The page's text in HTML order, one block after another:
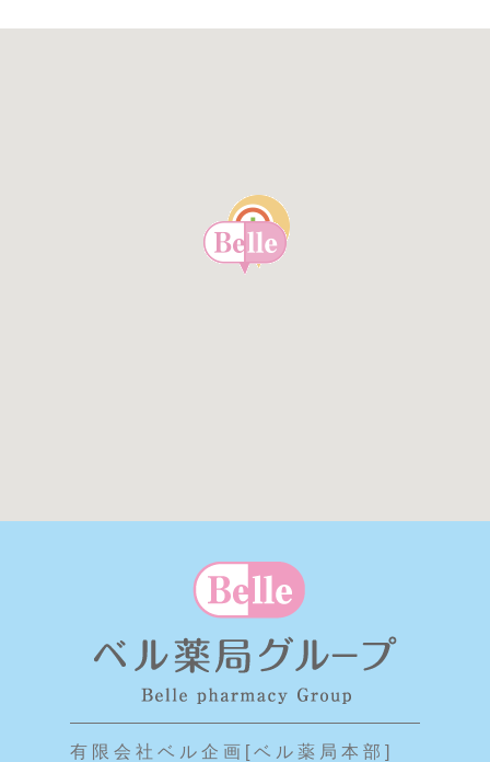
有 限 会 社 ベ ル 企 画 [ ベ ル 薬 局 本 部 ]